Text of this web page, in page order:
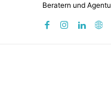
Beratern und